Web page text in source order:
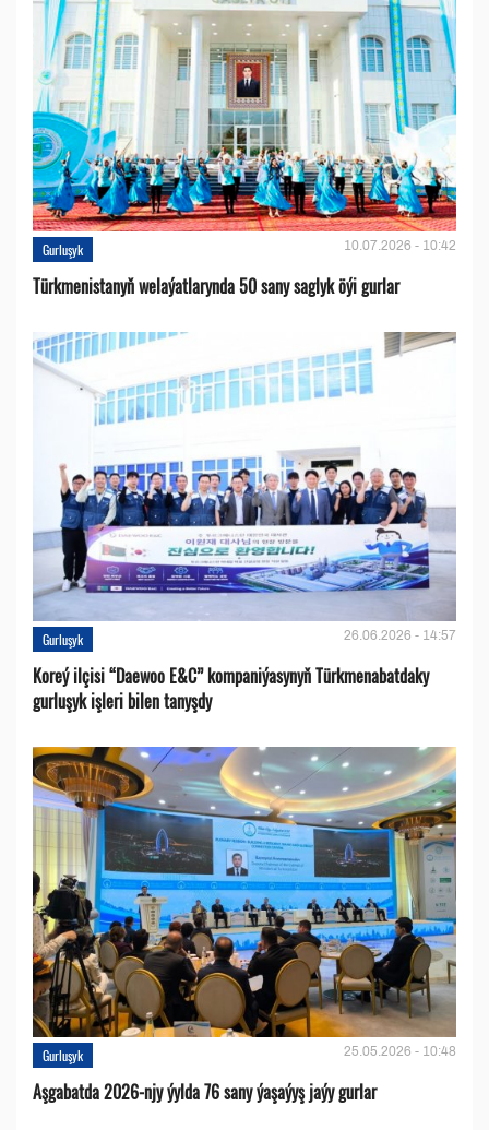
Gurluşyk 10.07.2026 - 10:42
Türkmenistanyň welaýatlarynda 50 sany saglyk öýi gurlar
Gurluşyk 26.06.2026 - 14:57
Koreý ilçisi “Daewoo E&C” kompaniýasynyň Türkmenabatdaky
gurluşyk işleri bilen tanyşdy
Gurluşyk 25.05.2026 - 10:48
Aşgabatda 2026-njy ýylda 76 sany ýaşaýyş jaýy gurlar